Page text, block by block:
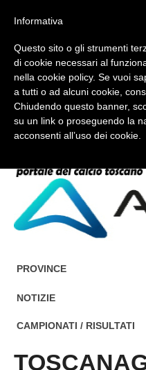
FORUM-ACCEDI
Accedi / Registrati
PROVINCE
EDIZIONE:
AREZZO
NOTIZIE
NOTIZIE:
CAMPIONATI / RISULTATI
Campionati :
Informativa
Questo sito o gli strumenti
di cookie necessari al
nella cookie policy. Se vuoi
a tutti o ad alcuni cookie,
Chiudendo questo banner,
su un link o proseguendo la
acconsenti all’uso dei cookie.